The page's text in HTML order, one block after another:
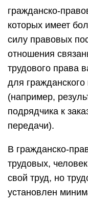
гражданско-
которых имеет
силу правовых
отношения
трудового права
для
(например,
подрядчика к
передачи).
В гражданско-
трудовых,
свой труд, но
установлен